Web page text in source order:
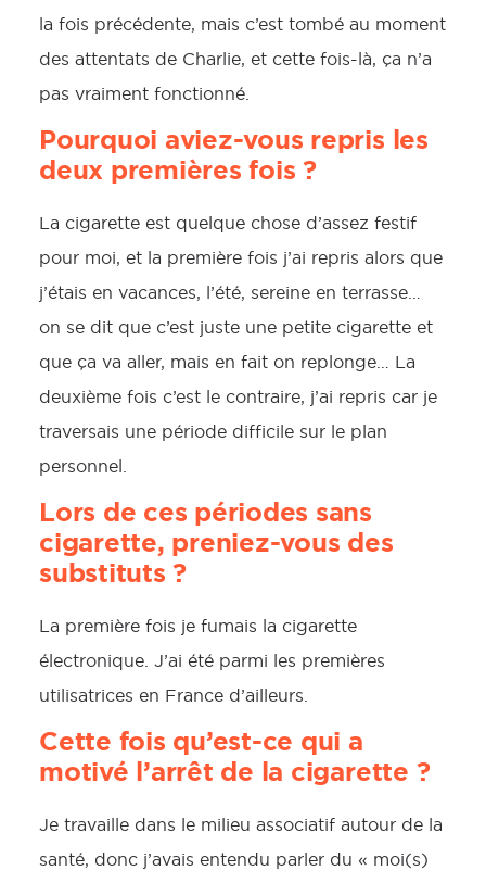
la fois précédente, mais c’est tombé au moment
des attentats de Charlie, et cette fois-là, ça n’a
pas vraiment fonctionné.
Pourquoi aviez-vous repris les
deux premières fois ?
La cigarette est quelque chose d’assez festif
pour moi, et la première fois j’ai repris alors que
j’étais en vacances, l’été, sereine en terrasse…
on se dit que c’est juste une petite cigarette et
que ça va aller, mais en fait on replonge… La
deuxième fois c’est le contraire, j’ai repris car je
traversais une période difficile sur le plan
personnel.
Lors de ces périodes sans
cigarette, preniez-vous des
substituts ?
La première fois je fumais la cigarette
électronique. J’ai été parmi les premières
utilisatrices en France d’ailleurs.
Cette fois qu’est-ce qui a
motivé l’arrêt de la cigarette ?
Je travaille dans le milieu associatif autour de la
santé, donc j’avais entendu parler du « moi(s)